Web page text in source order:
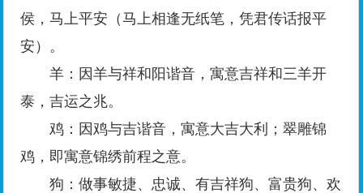
侯，马上平安（马上相逢无纸笔，凭君传话报平
安）。
羊：因羊与祥和阳谐音，寓意吉祥和三羊开
泰，吉运之兆。
鸡：因鸡与吉谐音，寓意大吉大利；翠雕锦
鸡，即寓意锦绣前程之意。
狗：做事敏捷、忠诚、有吉祥狗、富贵狗、欢